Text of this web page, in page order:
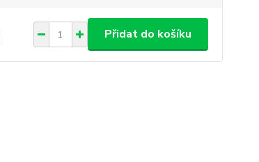
Přidat do košíku